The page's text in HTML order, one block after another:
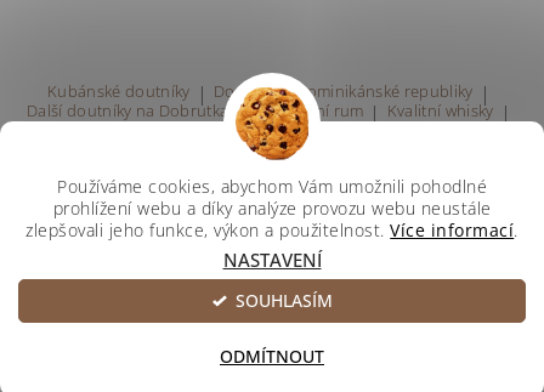
Kubánské doutníky | Doutníky z Dominikánské republiky |
Další doutníky na Dobrutka.eu | Kvalitní rum | Kvalitní whisky |
Prodej rumu Praha
2026 ©Svetdoutniku, všechna práva vyhrazenaUpravit nastavení cookies
Vytvořil Shoptet
Používáme
Používáme cookies, abychom Vám umožnili pohodlné
prohlížení webu a díky analýze provozu webu neustále
zlepšovali jeho funkce, výkon a použitelnost.Více informací.
NASTAVENÍ
ODMÍTNOUT
SOUHLASÍM